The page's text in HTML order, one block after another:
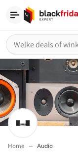
Home Audio